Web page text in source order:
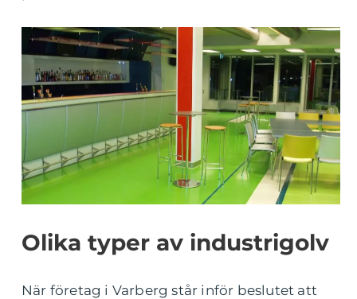
Olika typer av industrigolv
När företag i Varberg står inför beslutet att